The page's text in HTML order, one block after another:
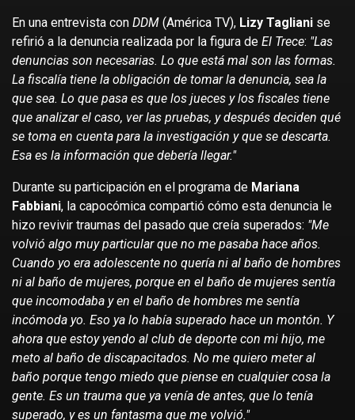
En una entrevista con DDM (América TV), Lizy Tagliani se
refirió a la denuncia realizada por la figura de El Trece: "Las
denuncias son necesarias. Lo que está mal son las formas.
La fiscalía tiene la obligación de tomar la denuncia, sea la
que sea. Lo que pasa es que los jueces y los fiscales tiene
que analizar el caso, ver las pruebas, y después deciden qué
se toma en cuenta para la investigación y que se descarta.
Esa es la información que debería llegar."
Durante su participación en el programa de Mariana
Fabbiani, la capocómica compartió cómo esta denuncia le
hizo revivir traumas del pasado que creía superados: "Me
volvió algo muy particular que no me pasaba hace años.
Cuando yo era adolescente no quería ni al baño de hombres
ni al baño de mujeres, porque en el baño de mujeres sentía
que incomodaba y en el baño de hombres me sentía
incómoda yo. Eso ya lo había superado hace un montón. Y
ahora que estoy yendo al club de deporte con mi hijo, me
meto al baño de discapacitados. No me quiero meter al
baño porque tengo miedo que piense en cualquier cosa la
gente. Es un trauma que ya venía de antes, que lo tenía
superado, y es un fantasma que me volvió."